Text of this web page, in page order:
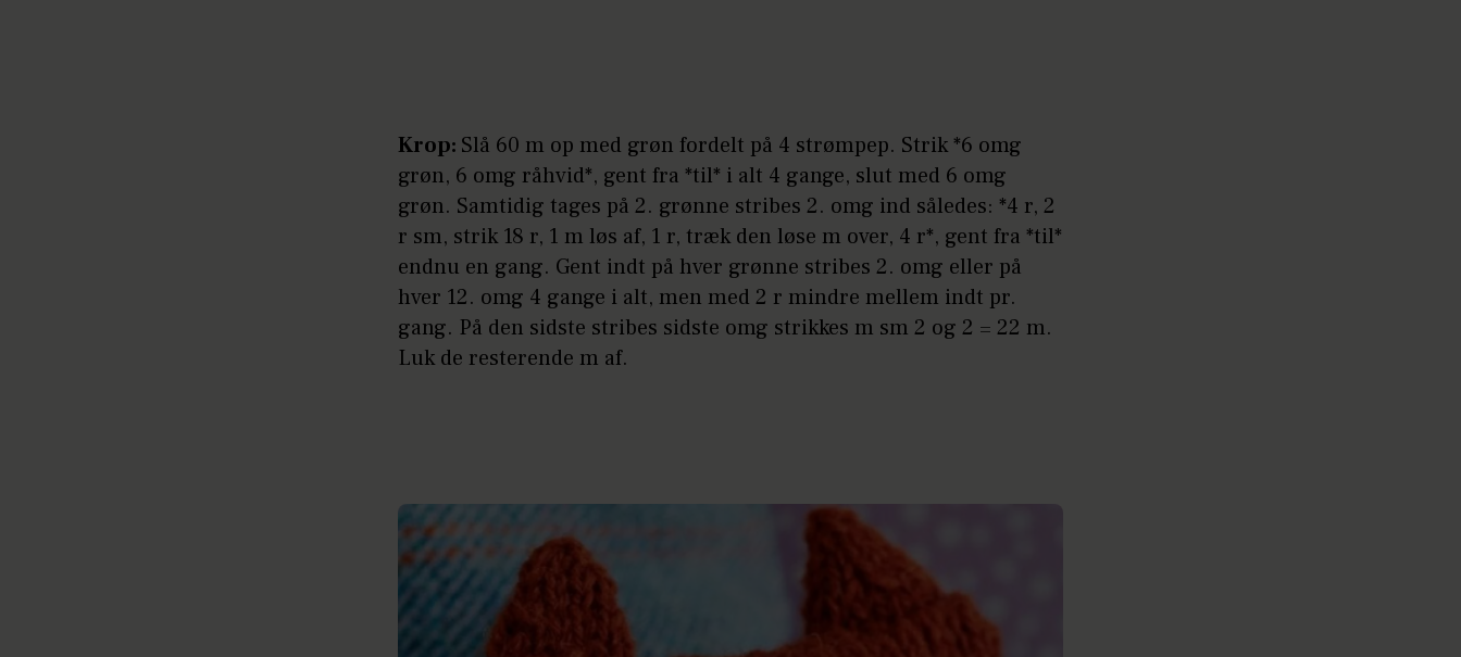
Krop: Slå 60 m op med grøn fordelt på 4 strømpep. Strik *6 omg
grøn, 6 omg råhvid*, gent fra *til* i alt 4 gange, slut med 6 omg
grøn. Samtidig tages på 2. grønne stribes 2. omg ind således: *4 r, 2
r sm, strik 18 r, 1 m løs af, 1 r, træk den løse m over, 4 r*, gent fra *til*
endnu en gang. Gent indt på hver grønne stribes 2. omg eller på
hver 12. omg 4 gange i alt, men med 2 r mindre mellem indt pr.
gang. På den sidste stribes sidste omg strikkes m sm 2 og 2 = 22 m.
Luk de resterende m af.